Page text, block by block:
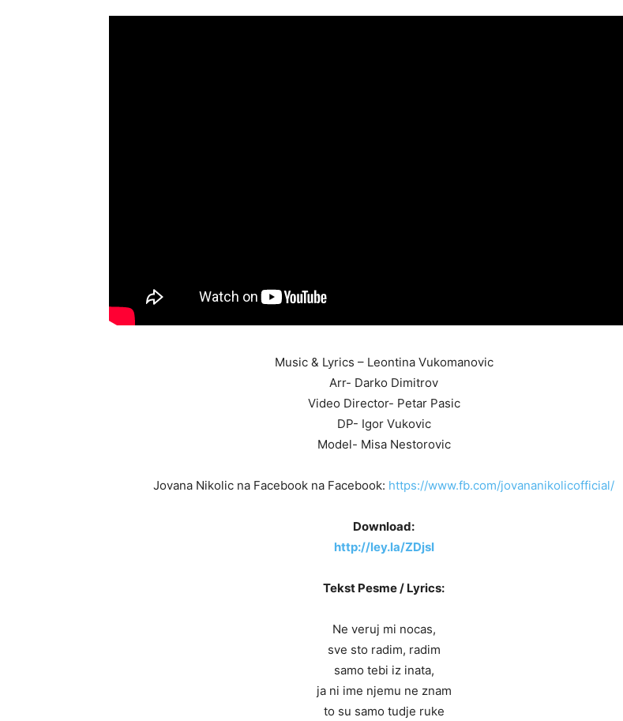
Music & Lyrics – Leontina Vukomanovic
Arr- Darko Dimitrov
Video Director- Petar Pasic
DP- Igor Vukovic
Model- Misa Nestorovic
Jovana Nikolic na Facebook na Facebook: https://www.fb.com/jovananikolicofficial/
Download:
http://ley.la/ZDjsI
Tekst Pesme / Lyrics:
Ne veruj mi nocas,
sve sto radim, radim
samo tebi iz inata,
ja ni ime njemu ne znam
to su samo tudje ruke